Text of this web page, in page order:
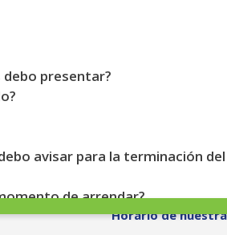
presentar?
avisar para la terminación del
de arrendar?
Horario de